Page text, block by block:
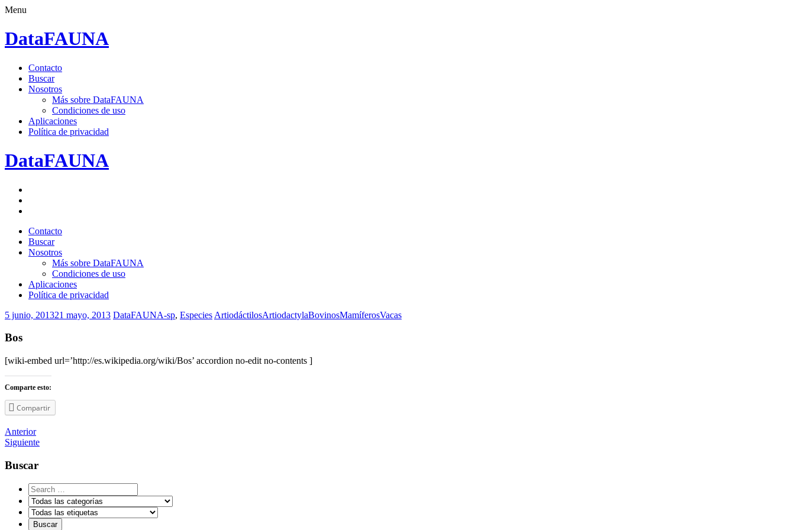
Menu
DataFAUNA
Saltar
contenido.
Contacto
Buscar
Nosotros
Más sobre DataFAUNA
Condiciones de uso
Aplicaciones
Política de privacidad
DataFAUNA
Saltar
contenido.
Contacto
Buscar
Nosotros
Más sobre DataFAUNA
Condiciones de uso
Aplicaciones
Política de privacidad
5 junio, 201321 mayo, 2013 DataFAUNA-sp, Especies ArtiodáctilosArtiodactylaBovinosMamíferosVacas
Bos
[wiki-embed url=’http://es.wikipedia.org/wiki/Bos’ accordion no-edit no-contents ]
Comparte esto:
Compartir
Navegador
de
Anterior
Siguiente
Buscar